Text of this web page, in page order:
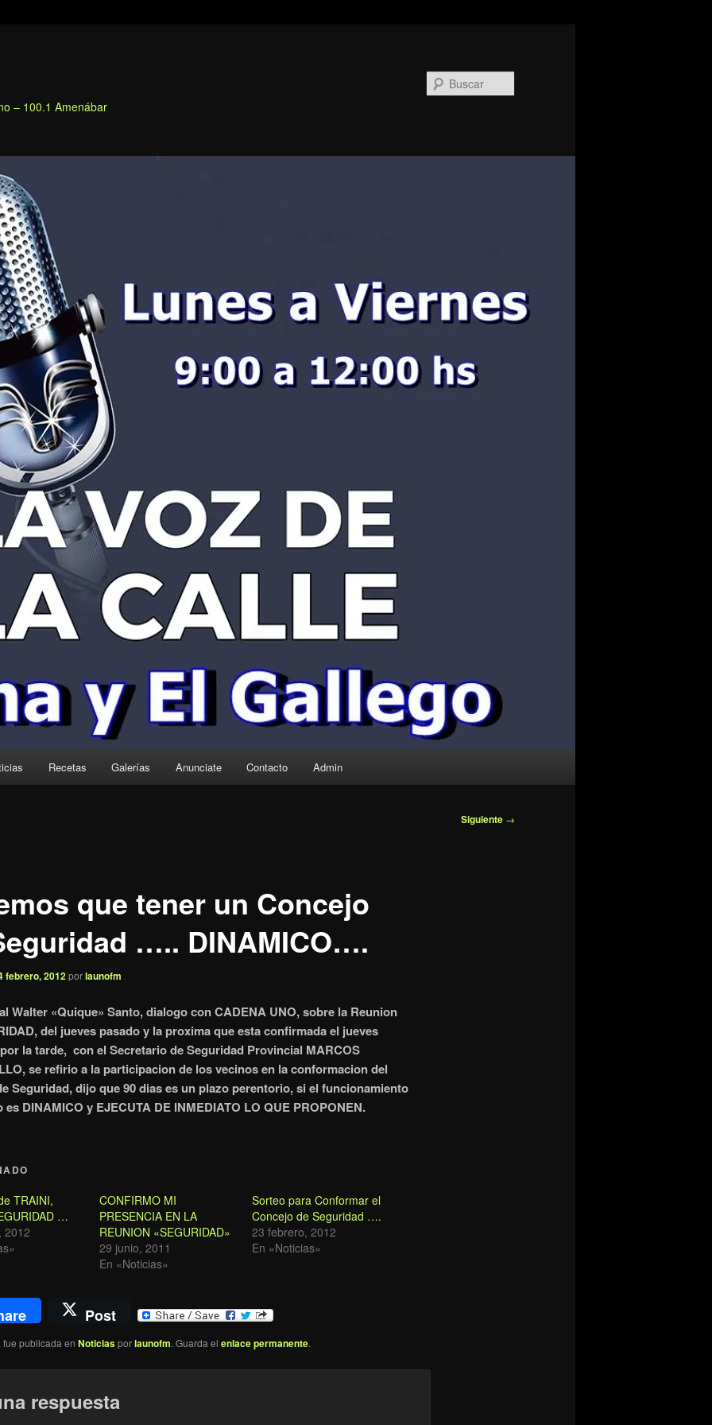
– 100.1 Amenábar
Recetas Galerías Anunciate Contacto Admin
Siguiente →
que tener un Concejo
….. DINAMICO….
febrero, 2012porlaunofm
Walter «Quique» Santo, dialogo con CADENA UNO, sobre la Reunion
del jueves pasado y la proxima que esta confirmada el jueves
la tarde, con el Secretario de Seguridad Provincial MARCOS
se refirio a la participacion de los vecinos en la conformacion del
Seguridad, dijo que 90 dias es un plazo perentorio, si el funcionamiento
es DINAMICO y EJECUTA DE INMEDIATO LO QUE PROPONEN.
TRAINI,
…
2012
CONFIRMO MI
PRESENCIA EN LA
REUNION «SEGURIDAD»
29 junio, 2011
En «Noticias»
Sorteo para Conformar el
Concejo de Seguridad ….
23 febrero, 2012
En «Noticias»
Post
fue publicada en Noticiasporlaunofm. Guarda el enlace permanente.
respuesta